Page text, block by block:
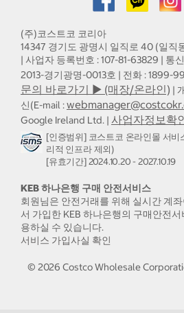
(주)코스트코 코리아
14347 경기도 광명시 일직로 40 (일직
| 사업자 등록번호 : 107-81-63829 | 통
2013-경기광명-0013호 | 전화 : 1899-
문의 바로가기 ▶ (매장/온라인) |
신(E-mail :
Google Ireland Ltd. | 사업자정보확
[인증범위] 코스트코 온라인몰 서비
리적 인프라 제외)
[유효기간] 2024.10.20 - 2027.10.19
KEB 하나은행 구매 안전서비스
회원님은 안전거래를 위해 실시간 계
서 가입한 KEB 하나은행의 구매안전
용하실 수 있습니다.
서비스 가입사실 확인
© 2026 Costco Wholesale